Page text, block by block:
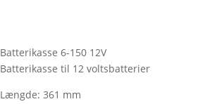
Batterikasse 6-150 12V
Batterikasse til 12 voltsbatterier
Længde: 361 mm